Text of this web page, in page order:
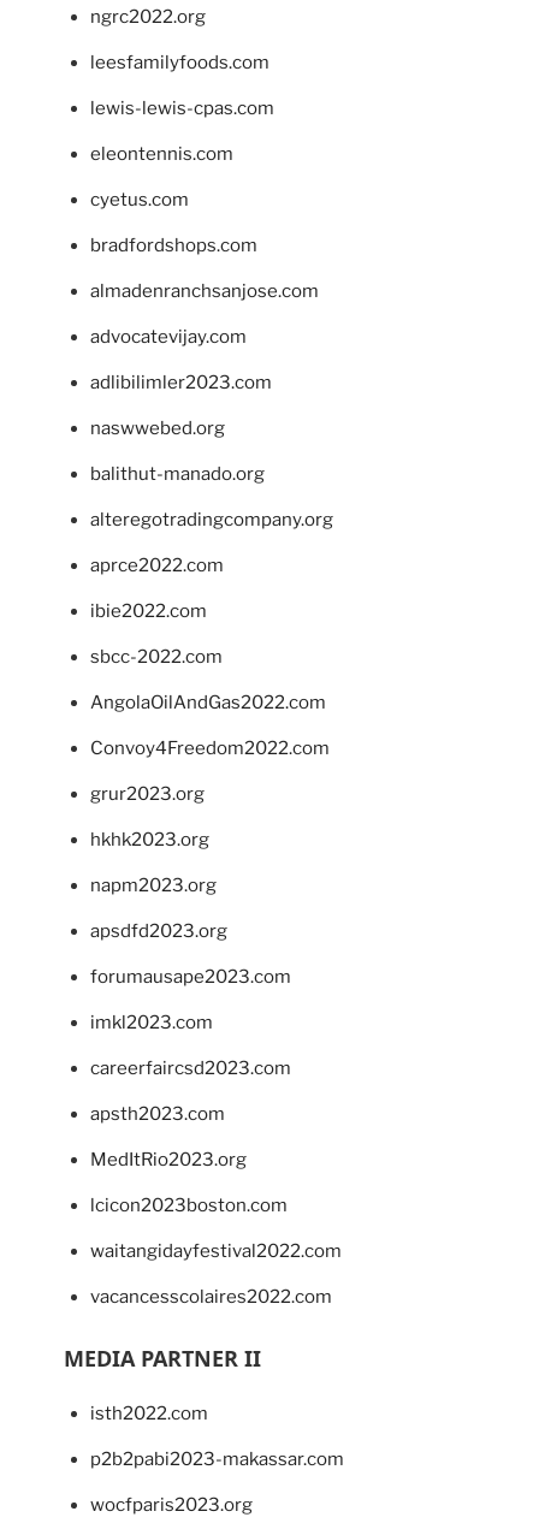
ngrc2022.org
leesfamilyfoods.com
lewis-lewis-cpas.com
eleontennis.com
cyetus.com
bradfordshops.com
almadenranchsanjose.com
advocatevijay.com
adlibilimler2023.com
naswwebed.org
balithut-manado.org
alteregotradingcompany.org
aprce2022.com
ibie2022.com
sbcc-2022.com
AngolaOilAndGas2022.com
Convoy4Freedom2022.com
grur2023.org
hkhk2023.org
napm2023.org
apsdfd2023.org
forumausape2023.com
imkl2023.com
careerfaircsd2023.com
apsth2023.com
MedItRio2023.org
lcicon2023boston.com
waitangidayfestival2022.com
vacancesscolaires2022.com
MEDIA PARTNER II
isth2022.com
p2b2pabi2023-makassar.com
wocfparis2023.org